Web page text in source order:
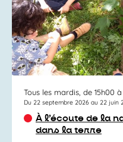
Tous les mardis, de 15h00 à
Du 22 septembre 2026 au 22 juin
À l’écoute de la
dans la terre